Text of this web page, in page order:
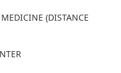
(DISTANCE